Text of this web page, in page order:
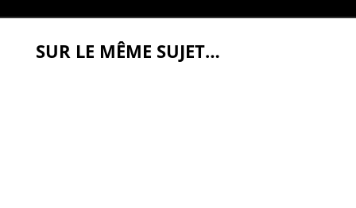
SUR LE MÊME SUJET…